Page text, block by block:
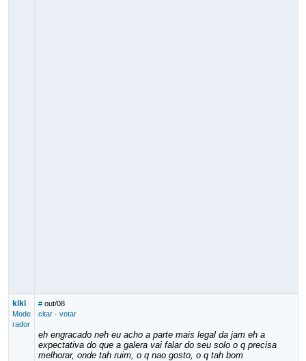
kiki
Mode
rador
# out/08
citar· votar
eh engracado neh eu acho a parte mais legal da jam eh a
expectativa do que a galera vai falar do seu solo o q precisa
melhorar, onde tah ruim, o q nao gosto, o q tah bom